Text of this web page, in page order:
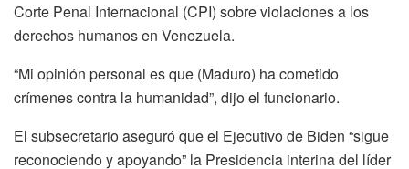
Corte Penal Internacional (CPI) sobre violaciones a los
derechos humanos en Venezuela.
“Mi opinión personal es que (Maduro) ha cometido
crímenes contra la humanidad”, dijo el funcionario.
El subsecretario aseguró que el Ejecutivo de Biden “sigue
reconociendo y apoyando” la Presidencia interina del líder